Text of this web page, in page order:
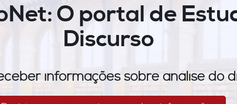
O portal de
Discurso
informações sobre análise do